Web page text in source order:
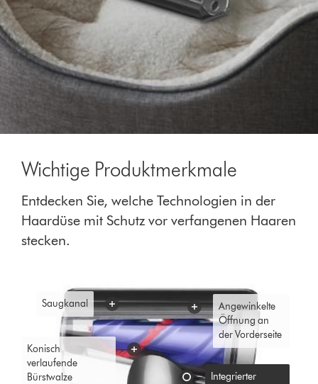
Wichtige Produktmerkmale
Entdecken Sie, welche Technologien in der
Haardüse mit Schutz vor verfangenen Haaren
stecken.
Saugkanal
Angewinkelte
Öffnung an
der Vorderseite
Konisch
verlaufende
Bürstwalze
Integrierter